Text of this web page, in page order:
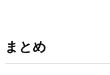
まとめ